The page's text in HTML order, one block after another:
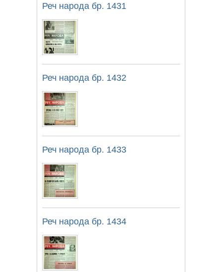
Реч народа бр. 1431
Реч народа бр. 1432
Реч народа бр. 1433
Реч народа бр. 1434